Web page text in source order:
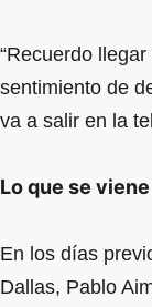
“Recuerdo
sentimiento de
va a salir en la
Lo que se
En los días
Dallas, Pablo